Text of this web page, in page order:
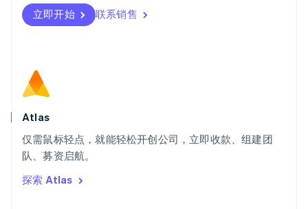
立即开始 联系销售
Atlas
仅需鼠标轻点，就能轻松开创公司，立即收款、组建团
队、募资启航。
探索 Atlas
瑞士
DeutschFrançais
English
斯洛文尼亚
泰国
ไทยEnglish
希腊
English
西班牙